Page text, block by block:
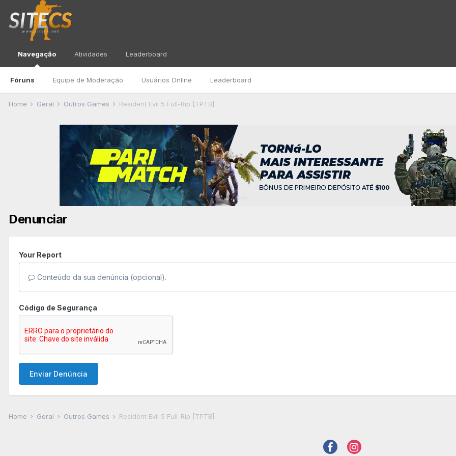
Navegação
Fóruns Equipe de Moderação Usuários Online Leaderboard
Atividades Leaderboard
Home Geral Outros Games Resident Evil 5 Full-Rip [TPTB]
Denunciar
Your Report
Conteúdo da sua denúncia (opcional).
Código de Segurança
Enviar Denúncia
Home Geral Outros Games Resident Evil 5 Full-Rip [TPTB]